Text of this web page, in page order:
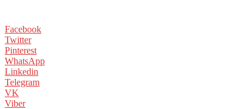
Facebook
Twitter
Pinterest
WhatsApp
Linkedin
Telegram
VK
Viber